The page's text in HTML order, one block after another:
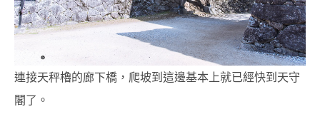
連接天秤櫓的廊下橋，爬坡到這邊基本上就已經快到天守
閣了。